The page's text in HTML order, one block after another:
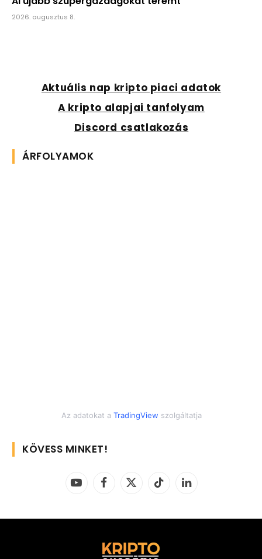
2026. augusztus 8.
Aktuális nap kripto piaci adatok
A kripto alapjai tanfolyam
Discord csatlakozás
ÁRFOLYAMOK
Az adatokat a TradingView szolgáltatja
KÖVESS MINKET!
YouTubeFacebook
X
TikTok LinkedIn